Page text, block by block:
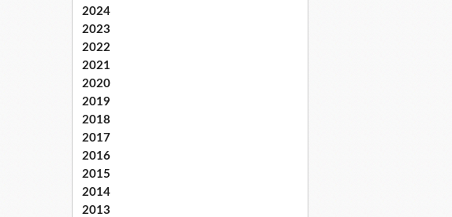
2024
2023
2022
2021
2020
2019
2018
2017
2016
2015
2014
2013